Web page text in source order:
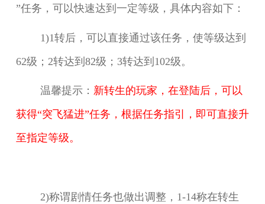
”任务，可以快速达到一定等级，具体内容如下：
1)1转后，可以直接通过该任务，使等级达到
62级；2转达到82级；3转达到102级。
温馨提示： 新转生的玩家，在登陆后，可以
获得“突飞猛进”任务，根据任务指引，即可直接升
至指定等级。
2)称谓剧情任务也做出调整，1-14称在转生